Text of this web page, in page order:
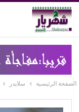
الصفحة الرئيسية سلايدر